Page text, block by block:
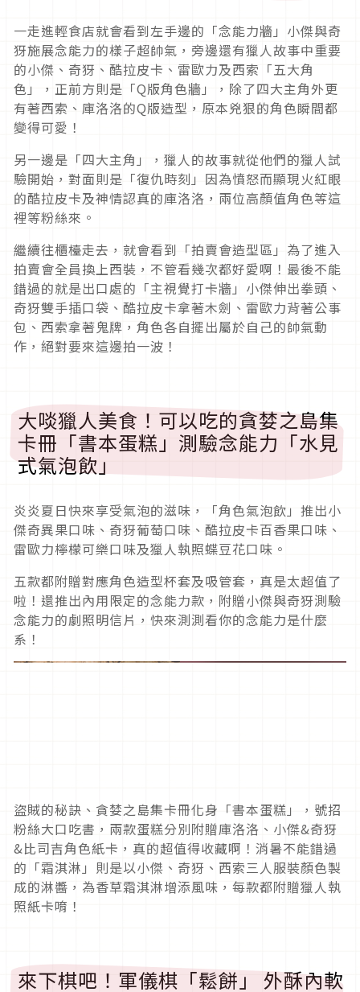
一走進輕食店就會看到左手邊的「念能力牆」小傑與奇
犽施展念能力的樣子超帥氣，旁邊還有獵人故事中重要
的小傑、奇犽、酷拉皮卡、雷歐力及西索「五大角
色」，正前方則是「Q版角色牆」，除了四大主角外更
有著西索、庫洛洛的Q版造型，原本兇狠的角色瞬間都
變得可愛！
另一邊是「四大主角」，獵人的故事就從他們的獵人試
驗開始，對面則是「復仇時刻」因為憤怒而顯現火紅眼
的酷拉皮卡及神情認真的庫洛洛，兩位高顏值角色等這
裡等粉絲來。
繼續往櫃檯走去，就會看到「拍賣會造型區」為了進入
拍賣會全員換上西裝，不管看幾次都好愛啊！最後不能
錯過的就是出口處的「主視覺打卡牆」小傑伸出拳頭、
奇犽雙手插口袋、酷拉皮卡拿著木劍、雷歐力背著公事
包、西索拿著鬼牌，角色各自擺出屬於自己的帥氣動
作，絕對要來這邊拍一波！
大啖獵人美食！可以吃的貪婪之島集
卡冊「書本蛋糕」測驗念能力「水見
式氣泡飲」
炎炎夏日快來享受氣泡的滋味，「角色氣泡飲」推出小
傑奇異果口味、奇犽葡萄口味、酷拉皮卡百香果口味、
雷歐力檸檬可樂口味及獵人執照蝶豆花口味。
五款都附贈對應角色造型杯套及吸管套，真是太超值了
啦！還推出內用限定的念能力款，附贈小傑與奇犽測驗
念能力的劇照明信片，快來測測看你的念能力是什麼
系！
盜賊的秘訣、貪婪之島集卡冊化身「書本蛋糕」，號招
粉絲大口吃書，兩款蛋糕分別附贈庫洛洛、小傑&奇犽
&比司吉角色紙卡，真的超值得收藏啊！消暑不能錯過
的「霜淇淋」則是以小傑、奇犽、西索三人服裝顏色製
成的淋醬，為香草霜淇淋增添風味，每款都附贈獵人執
照紙卡唷！
來下棋吧！軍儀棋「鬆餅」 外酥內軟